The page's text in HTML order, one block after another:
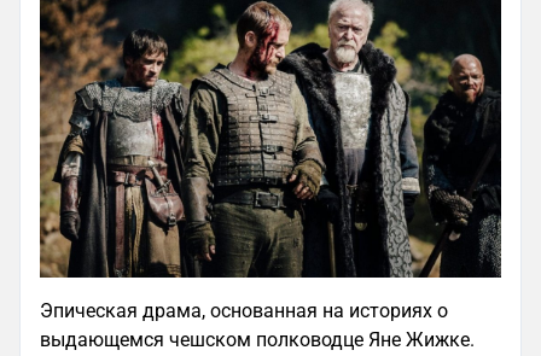
Эпическая драма, основанная на историях о
выдающемся чешском полководце Яне Жижке.